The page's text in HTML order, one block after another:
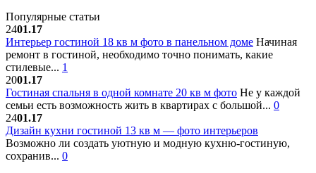
Популярные статьи
2401.17
Интерьер гостиной 18 кв м фото в панельном доме Начиная
ремонт в гостиной, необходимо точно понимать, какие
стилевые... 1
2001.17
Гостиная спальня в одной комнате 20 кв м фото Не у каждой
семьи есть возможность жить в квартирах с большой... 0
2401.17
Дизайн кухни гостиной 13 кв м — фото интерьеров
Возможно ли создать уютную и модную кухню-гостиную,
сохранив... 0